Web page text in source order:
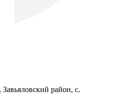
район, с.